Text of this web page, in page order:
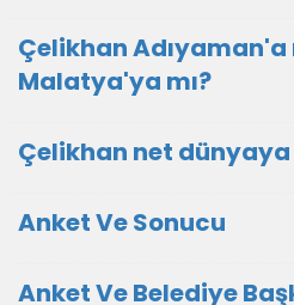
Çelikhan Adıyaman'a
Malatya'ya mı?
Çelikhan net dünyaya
Anket Ve Sonucu
Anket Ve Belediye